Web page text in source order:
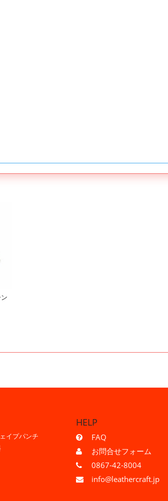
イプパンチ
HELP
FAQ
お問合せフォーム
0867-42-8004
info@leathercraft.jp